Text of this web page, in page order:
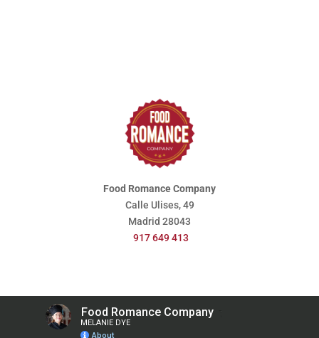
Food Romance Company
Calle Ulises, 49
Madrid 28043
917 649 413